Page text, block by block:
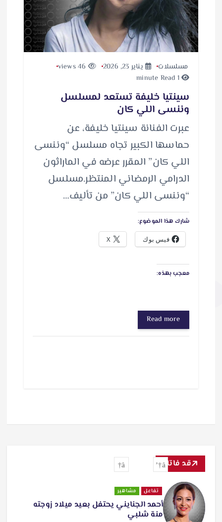
مسلسلات يناير 23, 2026
1 minute Read
سينتيا خليفة تستعد لمسلسل
وننسى اللي كان
عبرت الفنانة سينتيا خليفة، عن
حماسها الكبير تجاه مسلسل “وننسى
اللي كان” المقرر عرضه في الماراثون
الدرامي الرمضاني المنتظر.مسلسل
“وننسى اللي كان” من تأليف…
شارك هذا الموضوع:
فيس بوك X
معجب بهذه:
Read more
قد فاتك
تفاعل مشاهير
أحمد الجنايني يحتفل بعيد ميلاد زوجته
منة شلبي